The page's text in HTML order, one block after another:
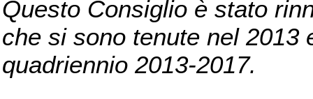
Questo Consiglio è stato
che si sono tenute nel 2013
quadriennio 2013-2017.